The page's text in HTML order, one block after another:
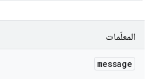
المعلَمات
message